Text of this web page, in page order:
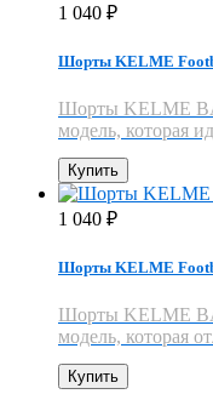
1 040 ₽
Шорты KELME
Шорты KELME
модель, которая
Купить
1 040 ₽
Шорты KELME
Шорты KELME
модель, которая
Купить